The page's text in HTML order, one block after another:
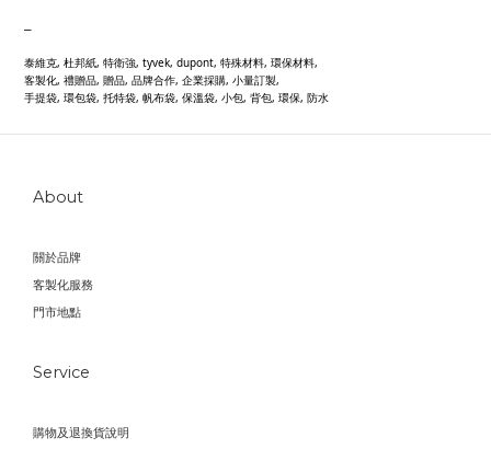
泰維克, 杜邦紙, 特衛強, tyvek, dupont, 特殊材料, 環保材料,
客製化, 禮贈品, 贈品, 品牌合作, 企業採購, 小量訂製,
手提袋, 環包袋, 托特袋, 帆布袋, 保溫袋, 小包, 背包, 環保, 防水
About
關於品牌
客製化服務
門市地點
Service
購物及退換貨說明